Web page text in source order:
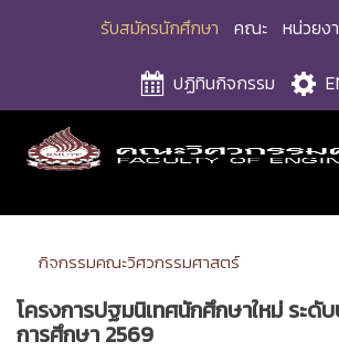
รับสมัครนักศึกษา คณะ หน่วยง
ปฏิทินกิจกรรม
กิจกรรมคณะวิศวกรรมศาสตร์
โครงการปฐมนิเทศนักศึกษาใหม่ ระ
การศึกษา 2569